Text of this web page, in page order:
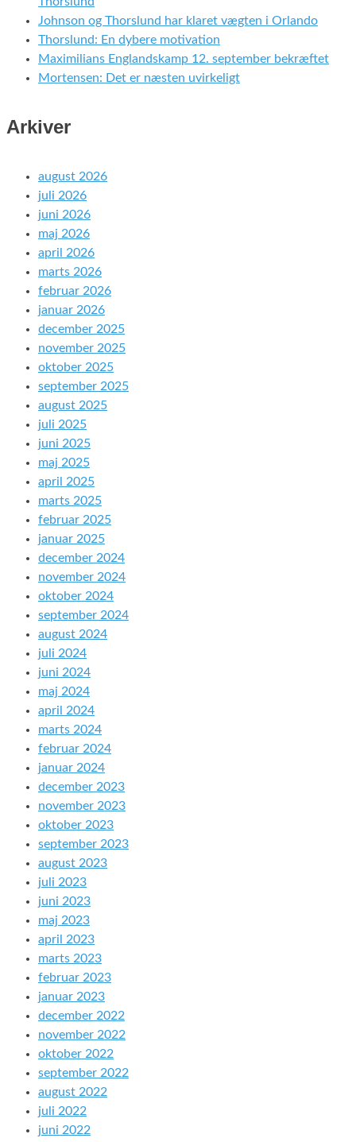
Johnson og Thorslund har klaret vægten i Orlando
Thorslund: En dybere motivation
Maximilians Englandskamp 12. september bekræftet
Mortensen: Det er næsten uvirkeligt
Arkiver
august 2026
juli 2026
juni 2026
maj 2026
april 2026
marts 2026
februar 2026
januar 2026
december 2025
november 2025
oktober 2025
september 2025
august 2025
juli 2025
juni 2025
maj 2025
april 2025
marts 2025
februar 2025
januar 2025
december 2024
november 2024
oktober 2024
september 2024
august 2024
juli 2024
juni 2024
maj 2024
april 2024
marts 2024
februar 2024
januar 2024
december 2023
november 2023
oktober 2023
september 2023
august 2023
juli 2023
juni 2023
maj 2023
april 2023
marts 2023
februar 2023
januar 2023
december 2022
november 2022
oktober 2022
september 2022
august 2022
juli 2022
juni 2022